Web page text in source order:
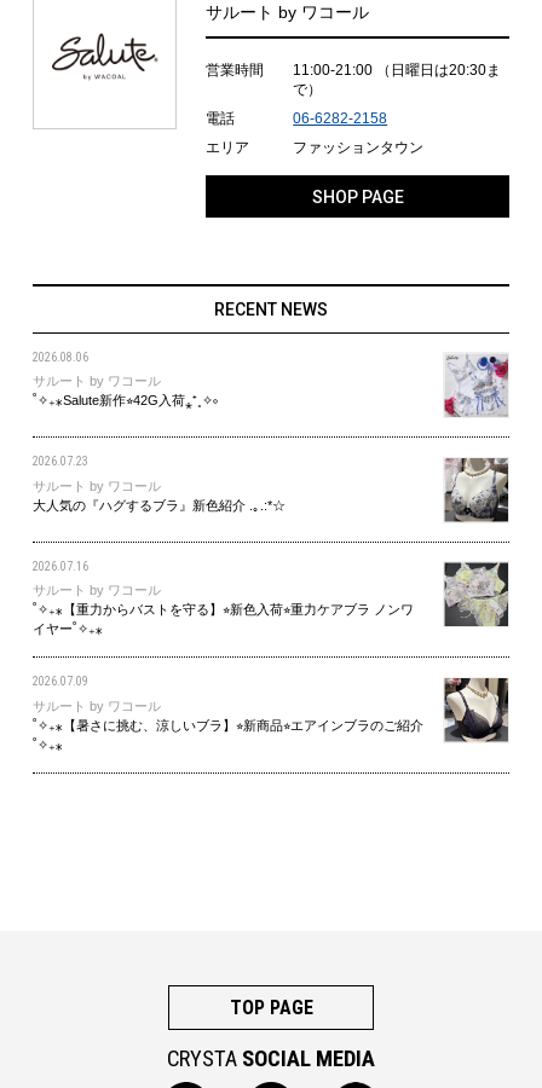
サルート by ワコール
営業時間 11:00-21:00
（日曜日は20:30ま
で）
電話
06-6282-2158
エリア
ファッションタウン
SHOP PAGE
RECENT NEWS
2026.08.06
サルート by ワコール
˚✧₊⁎Salute新作⭐︎42G入荷⁎⁺˳✧༚
2026.07.23
サルート by ワコール
大人気の『ハグするブラ』新色紹介 .｡.:*☆
2026.07.16
サルート by ワコール
˚✧₊⁎【重力からバストを守る】⭐︎新色入荷⭐︎重力ケアブラ ノンワ
イヤー˚✧₊⁎
2026.07.09
サルート by ワコール
˚✧₊⁎【暑さに挑む、涼しいブラ】⭐︎新商品⭐︎エアインブラのご紹介
˚✧₊⁎
TOP PAGE
CRYSTA SOCIAL MEDIA